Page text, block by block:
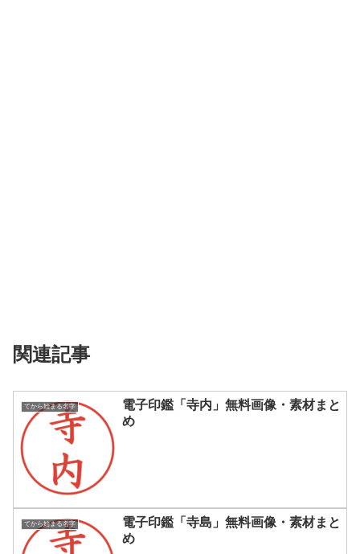
関連記事
てから始まる名字
電子印鑑「寺内」無料画像・素材まと
め
てから始まる名字
電子印鑑「寺島」無料画像・素材まと
め